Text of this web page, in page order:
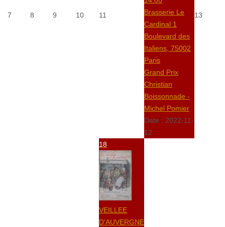
7 8 9 10 11
Brasserie Le
Cardinal 1
Boulevard des
Italiens, 75002
Paris
Grand Prix
Christian
Boissonnade -
Michel Pomier
Date : 2022-11-
12
13
18
VEILLEE
D'AUVERGNE